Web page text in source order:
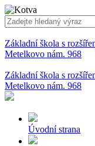
Základní škola s
Metelkovo nám. 968
Základní škola s
Metelkovo nám. 968
Úvodní strana